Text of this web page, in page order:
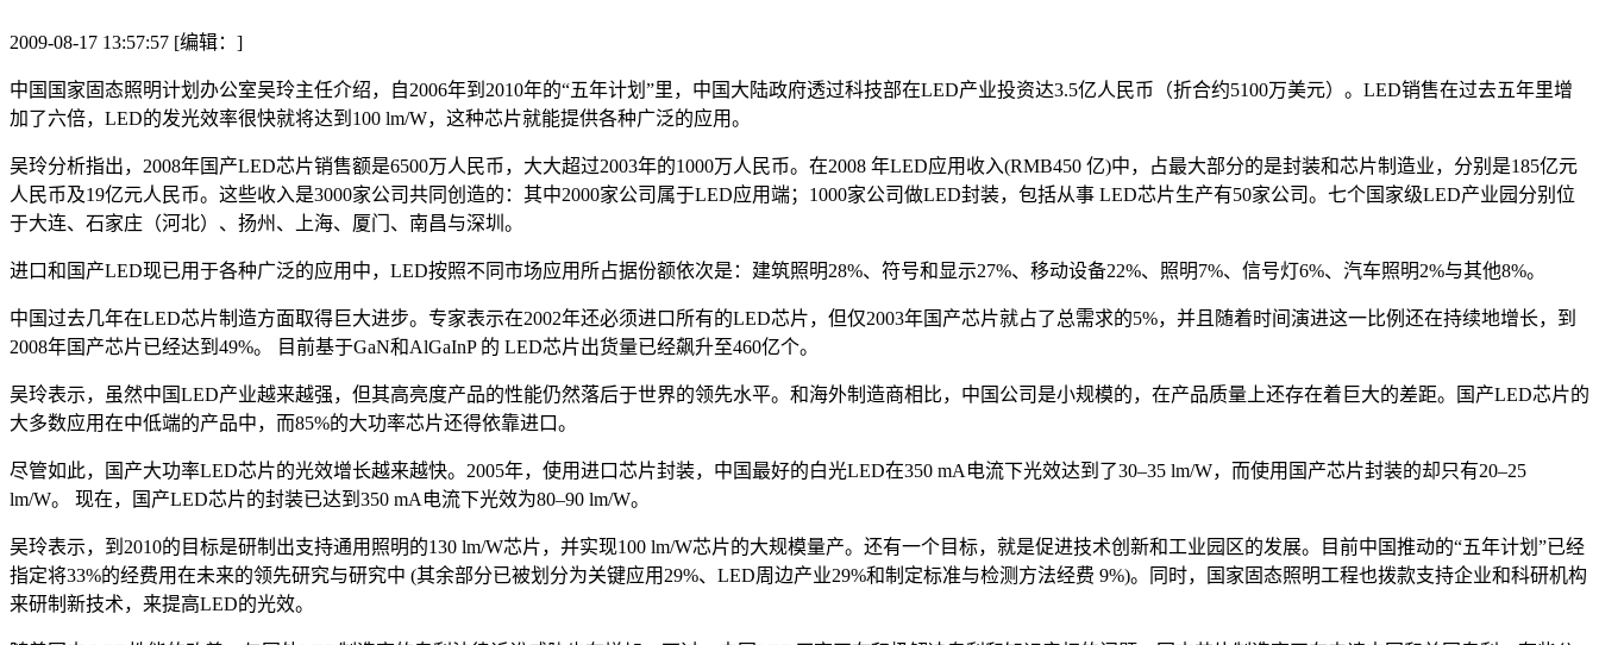
2009-08-17 13:57:57 [编辑：]
中国国家固态照明计划办公室吴玲主任介绍，自2006年到2010年的“五年计划”里，中国大陆政府透过科技部在LED产业投资达3.5亿人民币（折合约5100万美元）。LED销售在过去五年里增
加了六倍，LED的发光效率很快就将达到100 lm/W，这种芯片就能提供各种广泛的应用。
吴玲分析指出，2008年国产LED芯片销售额是6500万人民币，大大超过2003年的1000万人民币。在2008 年LED应用收入(RMB450 亿)中，占最大部分的是封装和芯片制造业，分别是185亿元
人民币及19亿元人民币。这些收入是3000家公司共同创造的：其中2000家公司属于LED应用端；1000家公司做LED封装，包括从事 LED芯片生产有50家公司。七个国家级LED产业园分别位
于大连、石家庄（河北）、扬州、上海、厦门、南昌与深圳。
进口和国产LED现已用于各种广泛的应用中，LED按照不同市场应用所占据份额依次是：建筑照明28%、符号和显示27%、移动设备22%、照明7%、信号灯6%、汽车照明2%与其他8%。
中国过去几年在LED芯片制造方面取得巨大进步。专家表示在2002年还必须进口所有的LED芯片，但仅2003年国产芯片就占了总需求的5%，并且随着时间演进这一比例还在持续地增长，到
2008年国产芯片已经达到49%。 目前基于GaN和AlGaInP 的 LED芯片出货量已经飙升至460亿个。
吴玲表示，虽然中国LED产业越来越强，但其高亮度产品的性能仍然落后于世界的领先水平。和海外制造商相比，中国公司是小规模的，在产品质量上还存在着巨大的差距。国产LED芯片的
大多数应用在中低端的产品中，而85%的大功率芯片还得依靠进口。
尽管如此，国产大功率LED芯片的光效增长越来越快。2005年，使用进口芯片封装，中国最好的白光LED在350 mA电流下光效达到了30–35 lm/W，而使用国产芯片封装的却只有20–25
lm/W。 现在，国产LED芯片的封装已达到350 mA电流下光效为80–90 lm/W。
吴玲表示，到2010的目标是研制出支持通用照明的130 lm/W芯片，并实现100 lm/W芯片的大规模量产。还有一个目标，就是促进技术创新和工业园区的发展。目前中国推动的“五年计划”已经
指定将33%的经费用在未来的领先研究与研究中 (其余部分已被划分为关键应用29%、LED周边产业29%和制定标准与检测方法经费 9%)。同时，国家固态照明工程也拨款支持企业和科研机构
来研制新技术，来提高LED的光效。